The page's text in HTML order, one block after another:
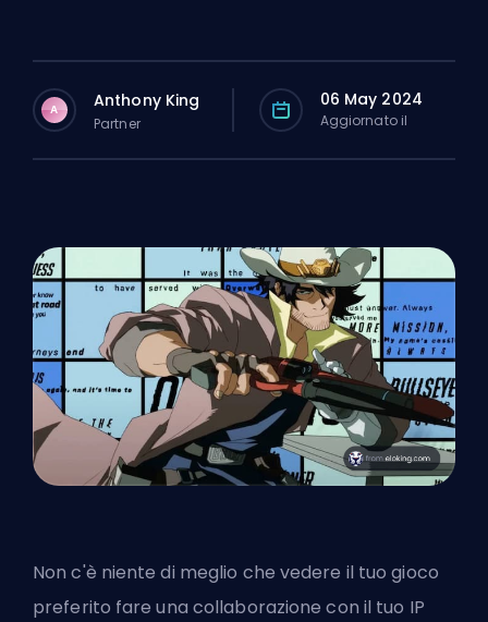
A Anthony King
Partner
06 May 2024
Aggiornato il
Non c'è niente di meglio che vedere il tuo gioco
preferito fare una collaborazione con il tuo IP